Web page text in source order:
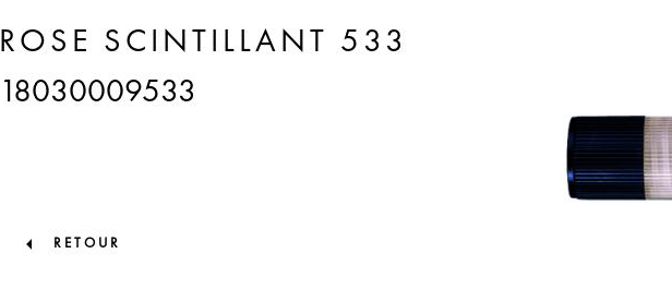
ROSE SCINTILLANT 533
18030009533
RETOUR